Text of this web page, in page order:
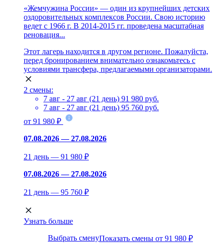
«Жемчужина России» — один из крупнейших детских
оздоровительных комплексов России. Свою историю
ведет с 1966 г. В 2014-2015 гг. проведена масштабная
реновация...
Этот лагерь находится в другом регионе. Пожалуйста,
перед бронированием внимательно ознакомьтесь с
условиями трансфера, предлагаемыми организаторами.
2 смены:
7 авг - 27 авг (21 день) 91 980 руб.
7 авг - 27 авг (21 день) 95 760 руб.
от 91 980 ₽
07.08.2026 — 27.08.2026
21 день — 91 980 ₽
07.08.2026 — 27.08.2026
21 день — 95 760 ₽
Узнать больше
Выбрать сменуПоказать смены от 91 980 ₽